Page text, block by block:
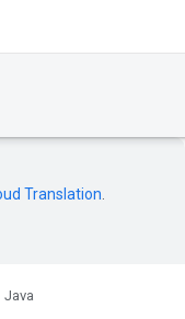
Translation
Java